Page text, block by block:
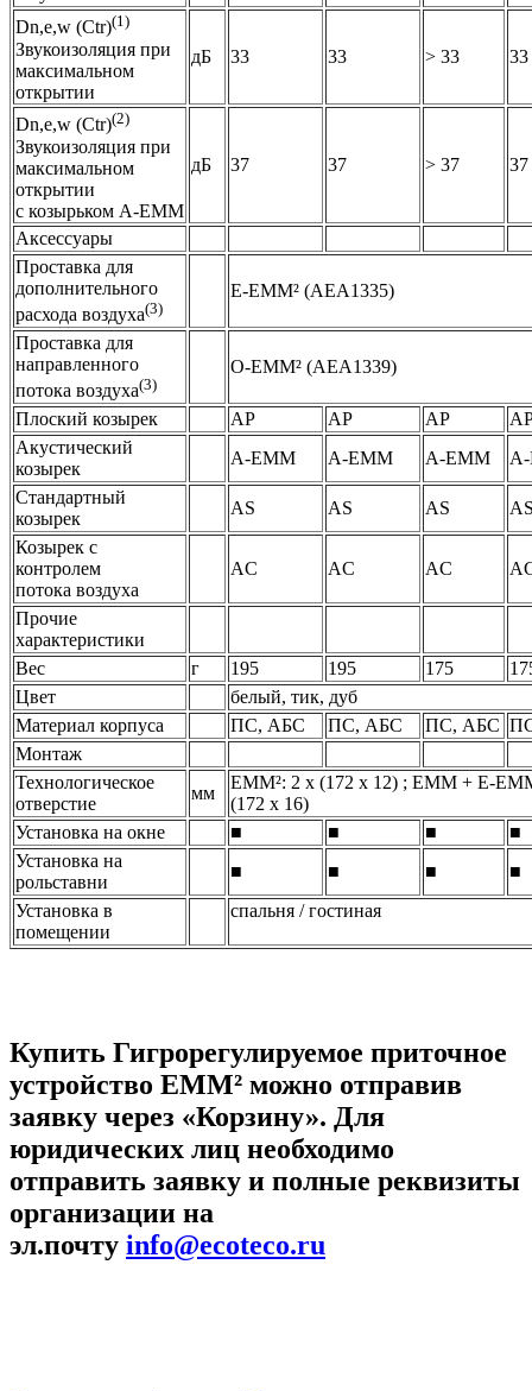
Dn,e,w (Ctr)(1)
Звукоизоляция при
максимальном
открытии
дБ 33 33 > 33 33
Dn,e,w (Ctr)(2)
Звукоизоляция при
максимальном
открытии
с козырьком A-EMM
дБ 37 37 > 37 37
Аксессуары
Проставка для
дополнительного
расхода воздуха(3)
E-EMM² (AEA1335)
Проставка для
направленного
потока воздуха(3)
O-EMM² (AEA1339)
Плоский козырек AP AP AP
Акустический
козырек
A-EMM A-EMM A-EMM
Стандартный
козырек
AS AS AS
Козырек с
контролем
потока воздуха
AC AC AC
Прочие
характеристики
Вес
г 195 195 175
Цвет
белый, тик, дуб
Материал корпуса
ПС, АБС ПС, АБС ПС, АБС
Монтаж
Технологическое
отверстие
мм
EMM²: 2 x (172 x 12) ; EMM + E-
(172 x 16)
Установка на окне
■ ■ ■
■
Установка на
рольставни
■ ■ ■
■
Установка в
помещении
спальня / гостиная
Купить Гигрорегулируемое приточное
устройство EMM² можно отправив
заявку через «Корзину». Для
юридических лиц необходимо
отправить заявку и полные реквизиты
организации на
эл.почту info@ecoteco.ru